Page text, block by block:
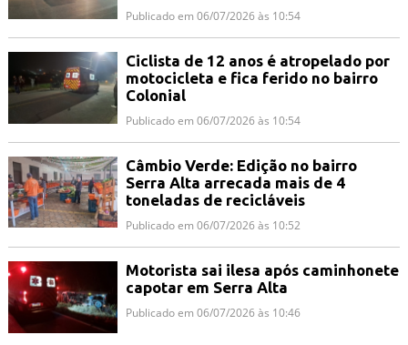
Publicado em 06/07/2026 às 10:54
Ciclista de 12 anos é atropelado por
motocicleta e fica ferido no bairro
Colonial
Publicado em 06/07/2026 às 10:54
Câmbio Verde: Edição no bairro
Serra Alta arrecada mais de 4
toneladas de recicláveis
Publicado em 06/07/2026 às 10:52
Motorista sai ilesa após caminhonete
capotar em Serra Alta
Publicado em 06/07/2026 às 10:46